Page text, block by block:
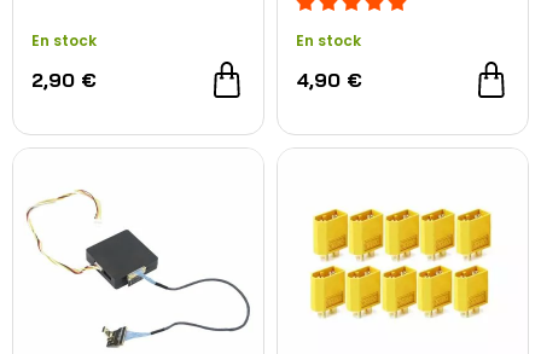
En stock
2,90 €
En stock
4,90 €